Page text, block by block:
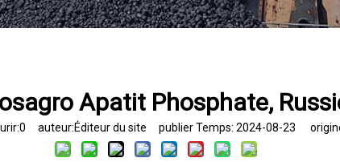
Apatit Phosphate,
0 auteur:Éditeur du site publier Temps: 2024-08-23